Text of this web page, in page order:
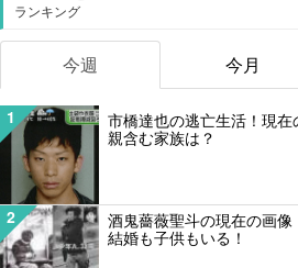
ランキング
今週 今月
1
市橋達也の逃亡生活！現
親含む家族は？
2
酒鬼薔薇聖斗の現在の画
結婚も子供もいる！